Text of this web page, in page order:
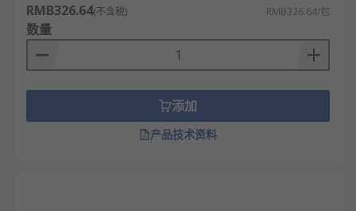
RMB326.64(不含税) RMB326.64/包
数量
添加
产品技术资料